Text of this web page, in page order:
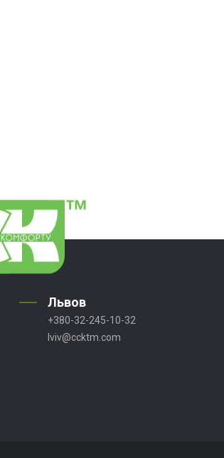
Львов
+380-32-245-10-32
lviv@ccktm.com